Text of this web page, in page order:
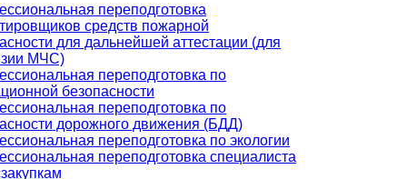
переподготовка
средств пожарной
для дальнейшей аттестации (для
МЧС)
переподготовка по
безопасности
переподготовка по
дорожного движения (БДД)
переподготовка по экологии
переподготовка специалиста